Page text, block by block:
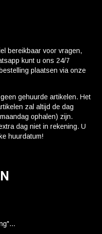
bereikbaar voor vragen,
kunt u ons 24/7
plaatsen via onze
gehuurde artikelen. Het
zal altijd de dag
ophalen) zijn.
dag niet in rekening. U
huurdatum!